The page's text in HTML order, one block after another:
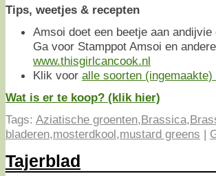
Tips, weetjes & recepten
Amsoi doet een beetje aan
Ga voor Stamppot Amsoi en
www.thisgirlcancook.nl
Klik voor alle soorten
Wat is er te koop? (klik hier)
Tags: Aziatische groenten,Brassica,
bladeren,mosterdkool,mustard greens |
Tajerblad